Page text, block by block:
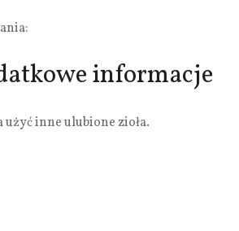
informacje
inne ulubione zioła.